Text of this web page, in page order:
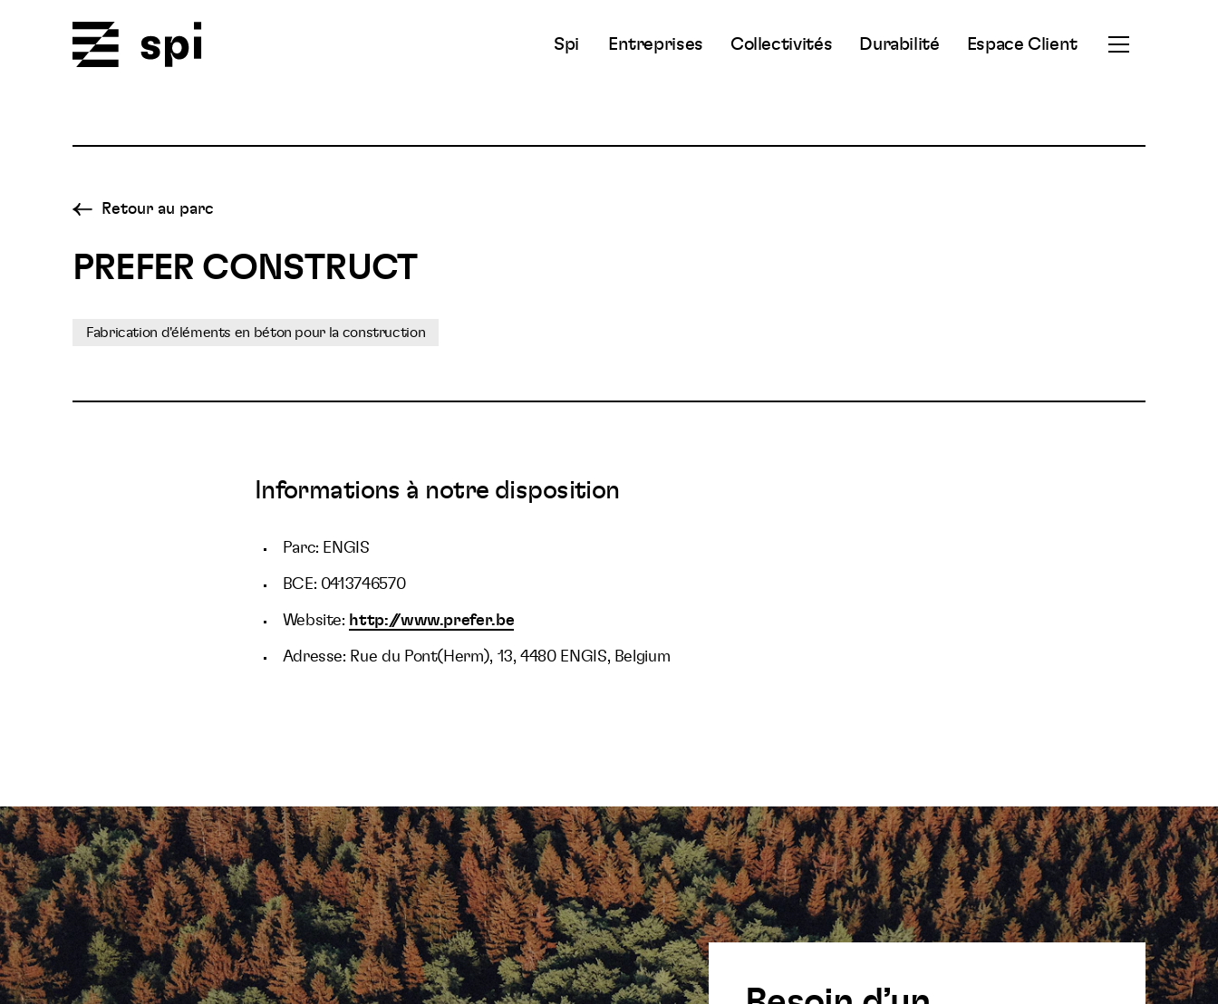
Spi Entreprises Collectivités Durabilité Espace Client
Ouvrir
Retour au parc
PREFER CONSTRUCT
Fabrication d'éléments en béton pour la construction
Informations à notre disposition
Parc: ENGIS
BCE: 0413746570
Website: http://www.prefer.be
Adresse: Rue du Pont(Herm), 13, 4480 ENGIS, Belgium